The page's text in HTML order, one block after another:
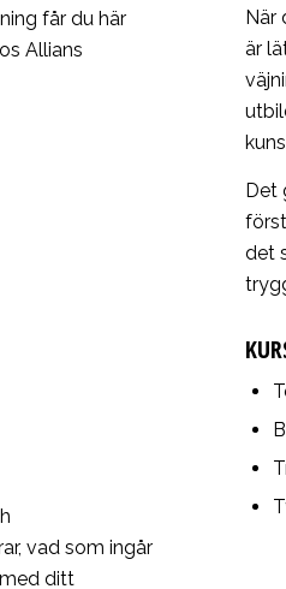
får du här
Allians
vad som ingår
ditt
När
är
Det
det